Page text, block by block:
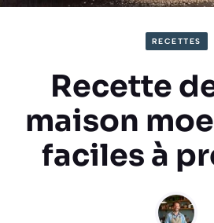
RECETTES
Recette
maison
faciles à